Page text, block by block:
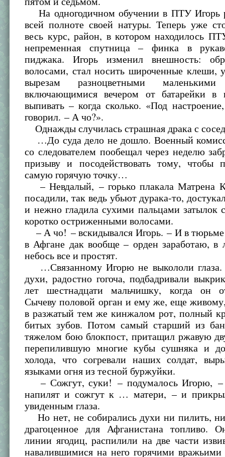
На одногодичном обучении в ПТУ Игорь
всей полноте своей натуры. Теперь уже
весь курс, район, в котором находилось
непременная спутница – финка в
пиджака. Игорь изменил внешность:
волосами, стал носить широченные клеши,
вырезам разноцветными маленькими
включающимися вечером от батарейки в
выпивать – когда сколько. «Под
говорил. – А чо?».
Однажды случилась страшная драка с
…До суда дело не дошло. Военный
со следователем пообещал через неделю
призыву и посодействовать тому, чтобы
самую горячую точку…
– Невдалый, – горько плакала Матрена
посадили, так ведь убьют дурака-то,
и нежно гладила сухими пальцами затылок
коротко остриженными волосами.
– А чо! – вскидывался Игорь. – И в
в Афгане дак вообще – орден заработаю, в
небось все и простят.
…Связанному Игорю не выкололи глаза.
духи, радостно гогоча, подбадривали
лет шестнадцати мальчишку, когда он
Сычеву половой орган и ему же, еще живому,
в разжатый тем же кинжалом рот, полный
битых зубов. Потом самый старший из
тяжелом бою блокпост, притащил ржавую
перепилившую многие кубы сушняка и
холода, что согревали наших солдат,
языками огня из тесной буржуйки.
– Сожгут, суки! – подумалось Игорю, –
напилят и сожгут к … матери, – и
увиденным глаза.
Но нет, не собирались духи ни пилить, ни
драгоценное для Афганистана топливо.
линии ягодиц, распилили на две части
навалившимися на него горячими